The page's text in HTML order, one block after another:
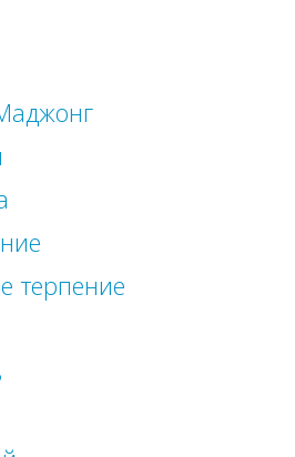
терпение